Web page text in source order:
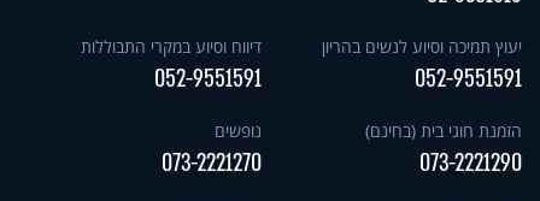
יעוץ תמיכה וסיוע לנשים בהריון
052-9551591
דיווח וסיוע במקרי התבוללות
052-9551591
הזמנת חוגי בית (בחינם)
073-2221290
נופשים
073-2221270